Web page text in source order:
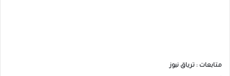
متابعات : ترياق نيوز